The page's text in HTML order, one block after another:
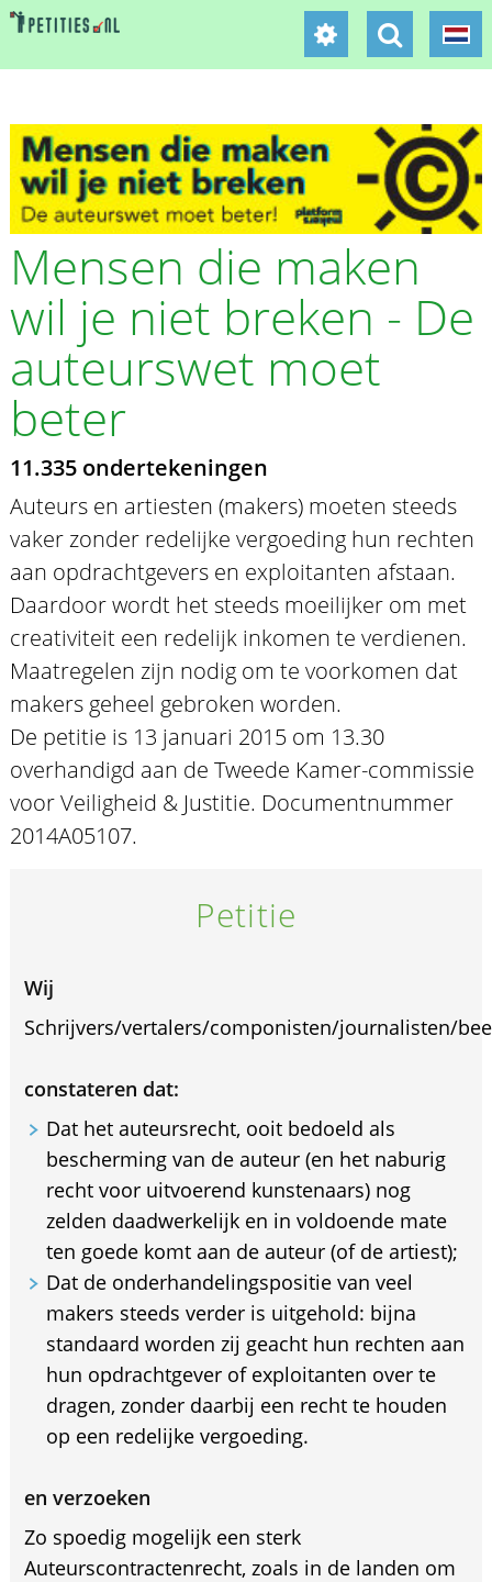
Mensen die maken
wil je niet breken - De
auteurswet moet
beter
11.335 ondertekeningen
Auteurs en artiesten (makers) moeten steeds
vaker zonder redelijke vergoeding hun rechten
aan opdrachtgevers en exploitanten afstaan.
Daardoor wordt het steeds moeilijker om met
creativiteit een redelijk inkomen te verdienen.
Maatregelen zijn nodig om te voorkomen dat
makers geheel gebroken worden.
De petitie is 13 januari 2015 om 13.30
overhandigd aan de Tweede Kamer-commissie
voor Veiligheid & Justitie. Documentnummer
2014A05107.
Petitie
Wij
Schrijvers/vertalers/componisten/journalisten/
constateren dat:
Dat het auteursrecht, ooit bedoeld als
bescherming van de auteur (en het naburig
recht voor uitvoerend kunstenaars) nog
zelden daadwerkelijk en in voldoende mate
ten goede komt aan de auteur (of de artiest);
Dat de onderhandelingspositie van veel
makers steeds verder is uitgehold: bijna
standaard worden zij geacht hun rechten aan
hun opdrachtgever of exploitanten over te
dragen, zonder daarbij een recht te houden
op een redelijke vergoeding.
en verzoeken
Zo spoedig mogelijk een sterk
Auteurscontractenrecht, zoals in de landen om